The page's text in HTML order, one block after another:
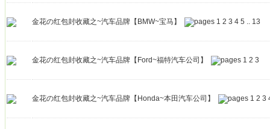
金花の红包封收藏之~汽车品牌【BMW~宝马】 1 2 3 4 5 .. 13
金花の红包封收藏之~汽车品牌【Ford~福特汽车公司】 1 2 3
金花の红包封收藏之~汽车品牌【Honda~本田汽车公司】 1 2 3